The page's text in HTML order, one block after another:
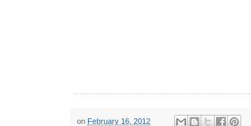
on February 16, 2012